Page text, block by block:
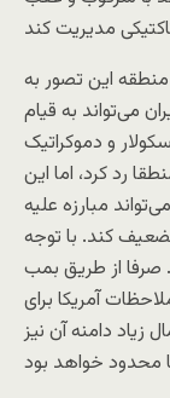
این تصور به
می‌تواند به قیام
و دموکراتیک
رد کرد، اما این
مبارزه علیه
کند. با توجه
صرفا از طریق بمب
آمریکا برای
دامنه آن نیز